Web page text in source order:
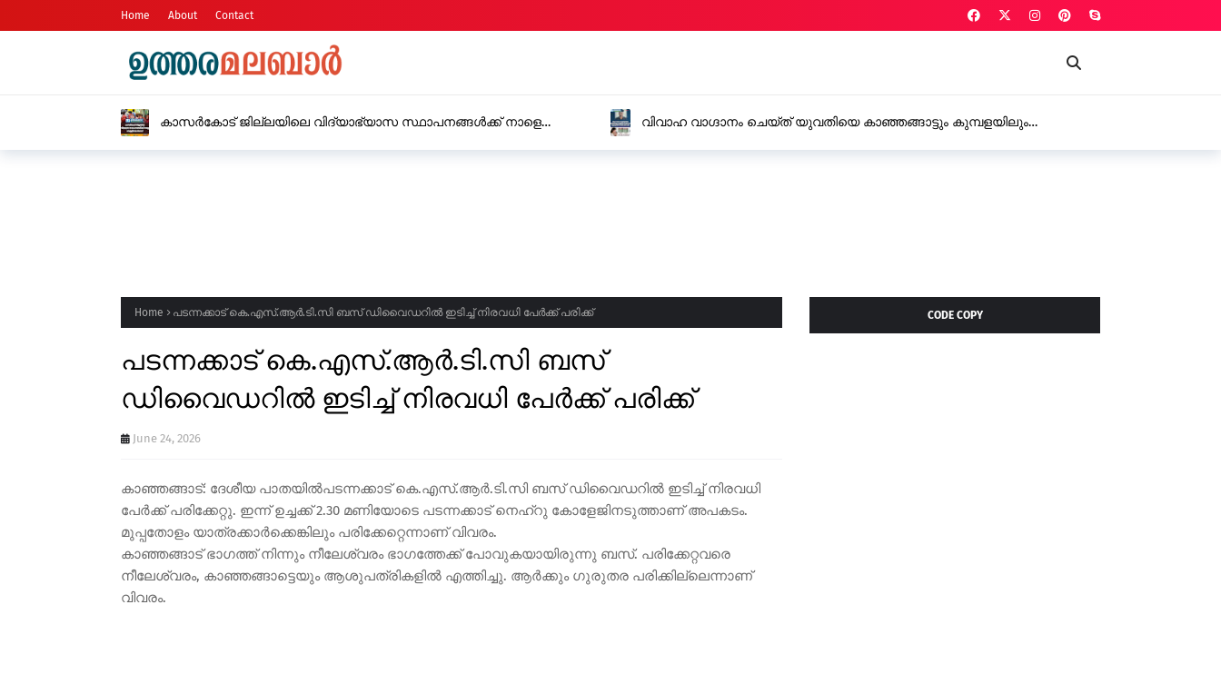
Home About Contact
കാസർകോട് ജില്ലയിലെ വിദ്യാഭ്യാസ സ്ഥാപനങ്ങൾക്ക് നാളെ
വിവാഹ വാഗ്ദാനം ചെയ്ത് യുവതിയെ കാഞ്ഞങ്ങാട്ടും കുമ്പളയിലും
Home പടന്നക്കാട് കെ.എസ്.ആർ.ടി.സി ബസ് ഡിവൈഡറിൽ ഇടിച്ച് നിരവധി പേർക്ക് പരിക്ക്
പടന്നക്കാട് കെ.എസ്.ആർ.ടി.സി ബസ്
ഡിവൈഡറിൽ ഇടിച്ച് നിരവധി പേർക്ക് പരിക്ക്
June 24, 2026
കാഞ്ഞങ്ങാട്: ദേശീയ പാതയിൽപടന്നക്കാട് കെ.എസ്.ആർ.ടി.സി ബസ് ഡിവൈഡറിൽ ഇടിച്ച് നിരവധി
പേർക്ക് പരിക്കേറ്റു. ഇന്ന് ഉച്ചക്ക് 2.30 മണിയോടെ പടന്നക്കാട് നെഹ്റു കോളേജിനടുത്താണ് അപകടം.
മുപ്പതോളം യാത്രക്കാർക്കെങ്കിലും പരിക്കേറ്റെന്നാണ് വിവരം.
കാഞ്ഞങ്ങാട് ഭാഗത്ത് നിന്നും നീലേശ്വരം ഭാഗത്തേക്ക് പോവുകയായിരുന്നു ബസ്. പരിക്കേറ്റവരെ
നീലേശ്വരം, കാഞ്ഞങ്ങാട്ടെയും ആശുപത്രികളിൽ എത്തിച്ചു. ആർക്കും ഗുരുതര പരിക്കില്ലെന്നാണ്
വിവരം.
CODE COPY